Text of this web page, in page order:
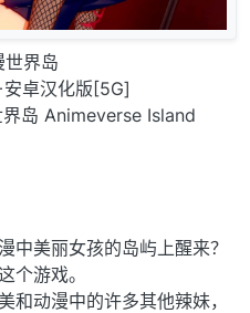
界岛
卓汉化版[5G]
界岛 Animeverse Island
中美丽女孩的岛屿上醒来？
个游戏。
和动漫中的许多其他辣妹，